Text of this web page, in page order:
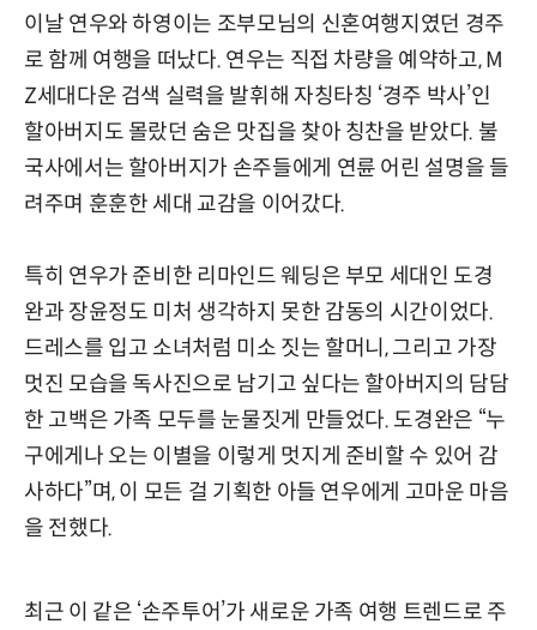
이날 연우와 하영이는 조부모님의 신혼여행지였던 경주
로 함께 여행을 떠났다. 연우는 직접 차량을 예약하고, M
Z세대다운 검색 실력을 발휘해 자칭타칭 ‘경주 박사’인
할아버지도 몰랐던 숨은 맛집을 찾아 칭찬을 받았다. 불
국사에서는 할아버지가 손주들에게 연륜 어린 설명을 들
려주며 훈훈한 세대 교감을 이어갔다.
특히 연우가 준비한 리마인드 웨딩은 부모 세대인 도경
완과 장윤정도 미처 생각하지 못한 감동의 시간이었다.
드레스를 입고 소녀처럼 미소 짓는 할머니, 그리고 가장
멋진 모습을 독사진으로 남기고 싶다는 할아버지의 담담
한 고백은 가족 모두를 눈물짓게 만들었다. 도경완은 “누
구에게나 오는 이별을 이렇게 멋지게 준비할 수 있어 감
사하다”며, 이 모든 걸 기획한 아들 연우에게 고마운 마음
을 전했다.
최근 이 같은 ‘손주투어’가 새로운 가족 여행 트렌드로 주